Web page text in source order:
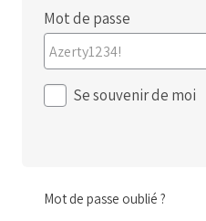
Mot de passe
Se souvenir de moi
Mot de passe oublié ?